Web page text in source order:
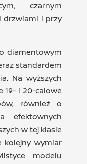
czarnym
drzwiami i przy
diamentowym
standardem
Na wyższych
i 20‑calowe
również o
efektownych
w tej klasie
kolejny wymiar
modelu